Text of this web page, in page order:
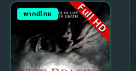
พากย์ไทย Full HD